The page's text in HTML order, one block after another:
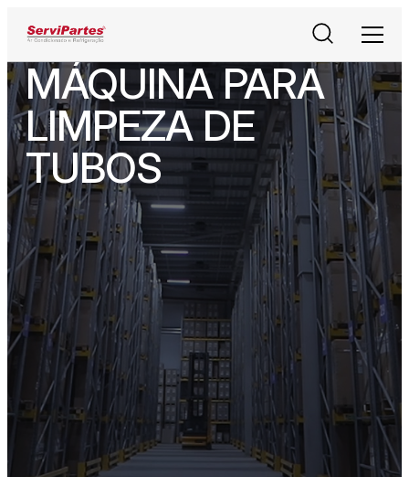
PesquisarMenu
MÁQUINA PARA
LIMPEZA DE
TUBOS